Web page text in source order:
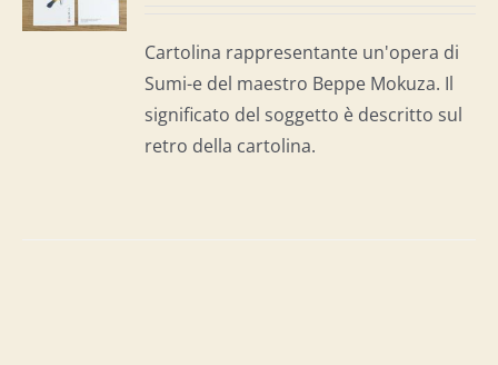
Cartolina rappresentante un'opera di
Sumi-e del maestro Beppe Mokuza. Il
significato del soggetto è descritto sul
retro della cartolina.